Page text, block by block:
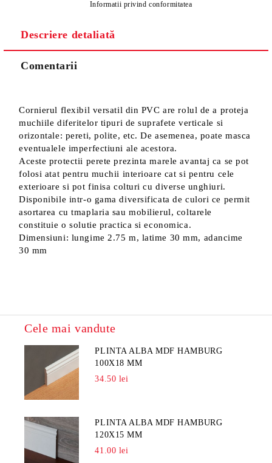
Sunt de acord cuPolitica de confidentialitate
Noi vă vom contacta pentru finalizarea comenzii.
Informatii privind conformitatea
Descriere detaliată
Comentarii
Cornierul flexibil versatil din PVC are rolul de a proteja
muchiile diferitelor tipuri de suprafete verticale si
orizontale: pereti, polite, etc. De asemenea, poate masca
eventualele imperfectiuni ale acestora.
Aceste protectii perete prezinta marele avantaj ca se pot
folosi atat pentru muchii interioare cat si pentru cele
exterioare si pot finisa colturi cu diverse unghiuri.
Disponibile intr-o gama diversificata de culori ce permit
asortarea cu tmaplaria sau mobilierul, coltarele
constituie o solutie practica si economica.
Dimensiuni: lungime 2.75 m, latime 30 mm, adancime
30 mm
Cele mai vandute
PLINTA ALBA MDF HAMBURG
100X18 MM
34.50 lei
PLINTA ALBA MDF HAMBURG
120X15 MM
41.00 lei